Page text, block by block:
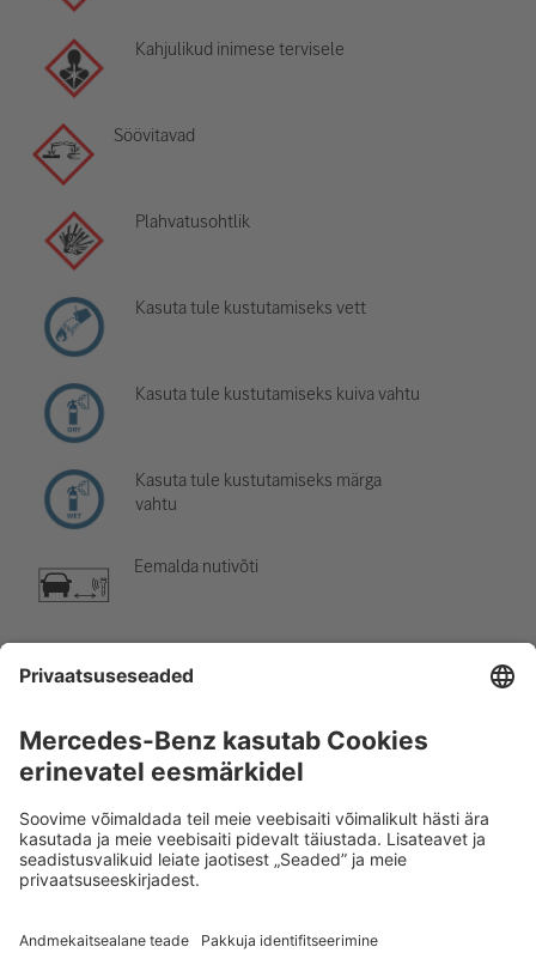
Kahjulikud inimese tervisele
Söövitavad
Plahvatusohtlik
Kasuta tule kustutamiseks vett
Kasuta tule kustutamiseks kuiva vahtu
Kasuta tule kustutamiseks märga
vahtu
Eemalda nutivõti
Hoiatus: madal temperatuur